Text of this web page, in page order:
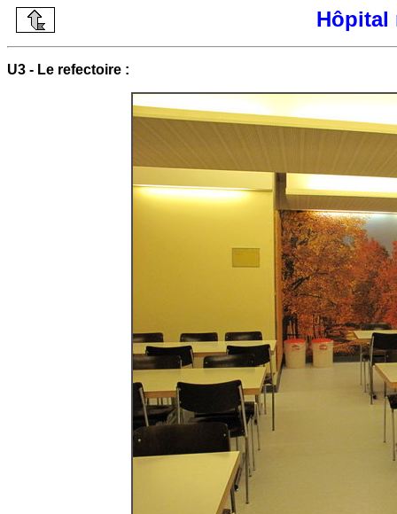
Hôpital
U3 - Le refectoire :